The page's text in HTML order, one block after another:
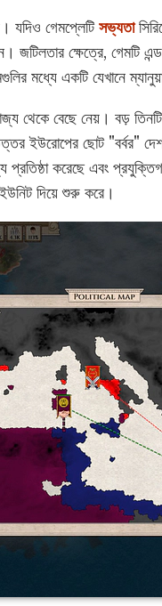
যদিও গেমপ্লেটিসভ্যতা
জটিলতার ক্ষেত্রে, গেমটি
মধ্যে একটি যেখানে
থেকে বেছে নেয়। বড়
উত্তর ইউরোপের ছোট "বর্বর"
প্রতিষ্ঠা করেছে এবং
দিয়ে শুরু করে।